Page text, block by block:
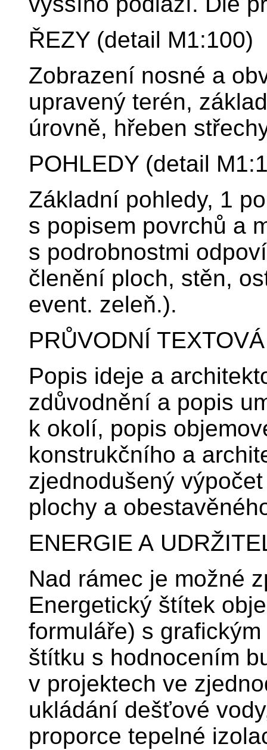
ŘEZY (detail M1:100)
Zobrazení nosné a
upravený terén,
úrovně, hřeben
POHLEDY (detail
Základní pohledy, 1
s popisem povrchů a
s podrobnostmi
členění ploch, stěn,
event. zeleň.).
PRŮVODNÍ
Popis ideje a
zdůvodnění a popis
k okolí, popis
konstrukčního a
zjednodušený
plochy a
ENERGIE A
Nad rámec je možné
Energetický štítek
formuláře) s
štítku s hodnocením
v projektech ve
ukládání dešťové
proporce tepelné